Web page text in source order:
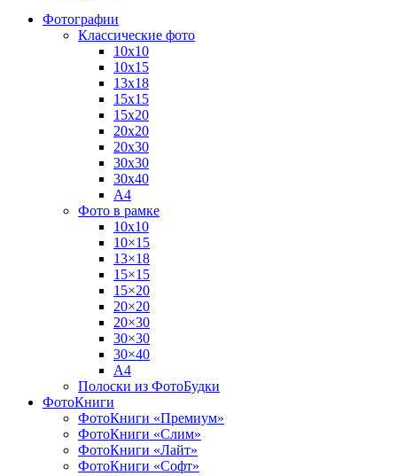
Фотографии
Классические фото
10х10
10х15
13х18
15х15
15х20
20х20
20х30
30х30
30х40
А4
Фото в рамке
10х10
10×15
13×18
15×15
15×20
20×20
20×30
30×30
30×40
A4
Полоски из ФотоБудки
ФотоКниги
ФотоКниги «Премиум»
ФотоКниги «Слим»
ФотоКниги «Лайт»
ФотоКниги «Софт»